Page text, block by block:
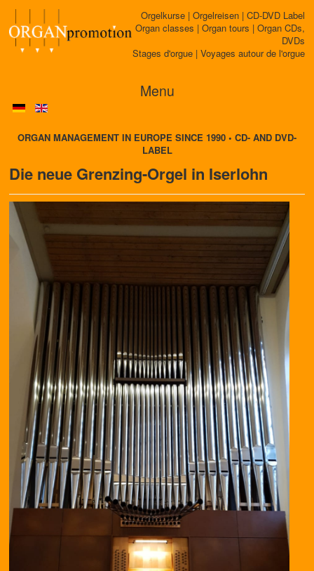
Orgelkurse | Orgelreisen | CD-DVD Label
Organ classes | Organ tours | Organ CDs,
DVDs
Stages d'orgue | Voyages autour de l'orgue
Menu
ORGAN MANAGEMENT IN EUROPE SINCE 1990 • CD- AND DVD-
LABEL
Die neue Grenzing-Orgel in Iserlohn